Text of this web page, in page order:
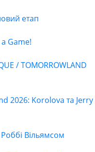
етап
a Game!
/ TOMORROWLAND
2026: Korolova та Jerry
Вільямсом